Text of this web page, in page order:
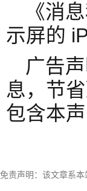
《消
示屏的
广告
息，节
包含本声
免责声明：该文章系